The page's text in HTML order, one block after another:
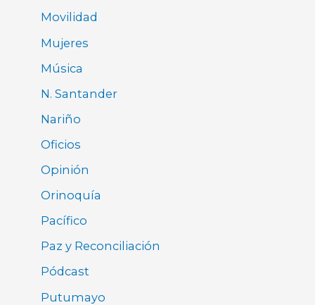
Movilidad
Mujeres
Música
N. Santander
Nariño
Oficios
Opinión
Orinoquía
Pacífico
Paz y Reconciliación
Pódcast
Putumayo